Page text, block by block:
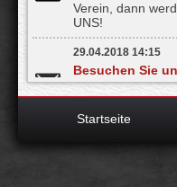
Verein, dann
UNS!
29.04.2018 14:15
Besuchen Sie
Facebook
Bleiben Sie
einem Klick
Startseite